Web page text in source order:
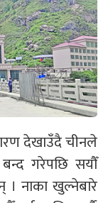
देखाउँदै चीनले
गरेपछि सयौँ
। नाका खुल्नेबारे